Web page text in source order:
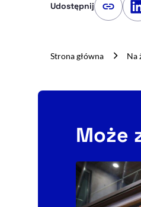
Udostępnij Kopiuj
Strona główna Na
Może